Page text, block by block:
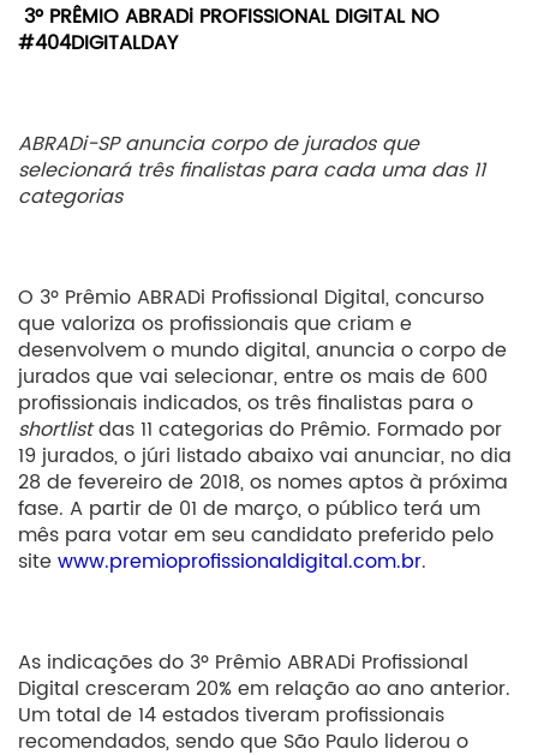
3º PRÊMIO ABRADi PROFISSIONAL DIGITAL NO
#404DIGITALDAY
ABRADi-SP anuncia corpo de jurados que
selecionará três finalistas para cada uma das 11
categorias
O 3º Prêmio ABRADi Profissional Digital, concurso
que valoriza os profissionais que criam e
desenvolvem o mundo digital, anuncia o corpo de
jurados que vai selecionar, entre os mais de 600
profissionais indicados, os três finalistas para o
shortlistdas 11 categorias do Prêmio. Formado por
19 jurados, o júri listado abaixo vai anunciar, no dia
28 de fevereiro de 2018, os nomes aptos à próxima
fase. A partir de 01 de março, o público terá um
mês para votar em seu candidato preferido pelo
sitewww.premioprofissionaldigital.com.br.
As indicações do 3º Prêmio ABRADi Profissional
Digital cresceram 20% em relação ao ano anterior.
Um total de 14 estados tiveram profissionais
recomendados, sendo que São Paulo liderou o